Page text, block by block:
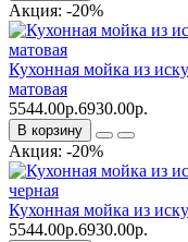
Акция: -20%
Кухонная мойка из
матовая
5544.00р.6930.00р.
В корзину
Акция: -20%
Кухонная мойка из
5544.00р.6930.00р.